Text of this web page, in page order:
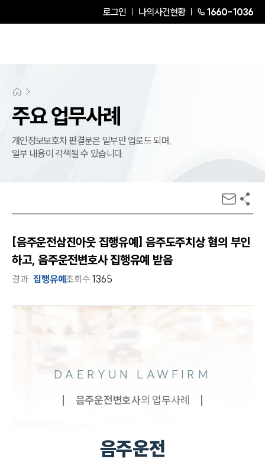
로그인 나의사건현황 1660-1036
주요 업무사례
개인정보보호차 판결문은 일부만 업로드 되며,
일부 내용이 각색될 수 있습니다.
[음주운전삼진아웃 집행유예] 음주도주치상 혐의 부인
하고, 음주운전변호사 집행유예 받음
결과 집행유예조회수1365
DAERYUN LAWFIRM
음주운전변호사의 업무사례
음주운전